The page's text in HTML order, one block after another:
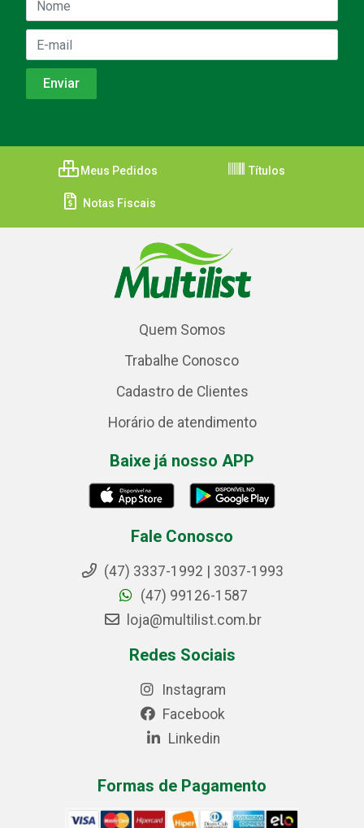
Meus Pedidos Títulos
Notas Fiscais
Quem Somos
Trabalhe Conosco
Cadastro de Clientes
Horário de atendimento
Baixe já nosso APP
Fale Conosco
(47) 3337-1992 | 3037-1993
(47) 99126-1587
loja@multilist.com.br
Redes Sociais
Instagram
Facebook
Linkedin
Formas de Pagamento